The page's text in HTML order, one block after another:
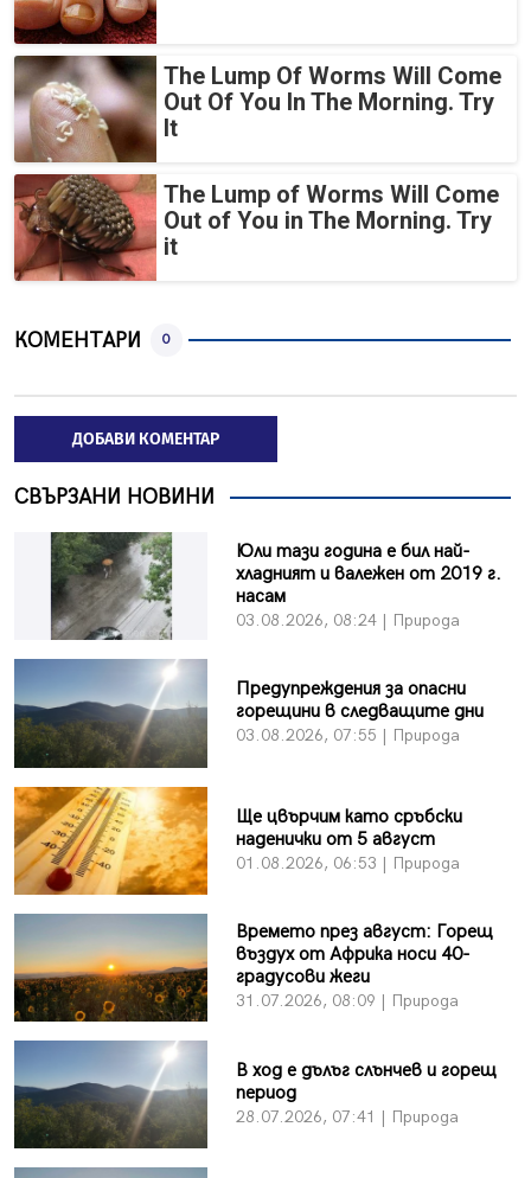
The Lump Of Worms Will Come
Out Of You In The Morning. Try
It
The Lump of Worms Will Come
Out of You in The Morning. Try
it
КОМЕНТАРИ 0
ДОБАВИ КОМЕНТАР
СВЪРЗАНИ НОВИНИ
Юли тази година е бил най-
хладният и валежен от 2019 г.
насам
03.08.2026, 08:24 | Природа
Предупреждения за опасни
горещини в следващите дни
03.08.2026, 07:55 | Природа
Ще цвърчим като сръбски
наденички от 5 август
01.08.2026, 06:53 | Природа
Времето през август: Горещ
въздух от Африка носи 40-
градусови жеги
31.07.2026, 08:09 | Природа
В ход е дълъг слънчев и горещ
период
28.07.2026, 07:41 | Природа